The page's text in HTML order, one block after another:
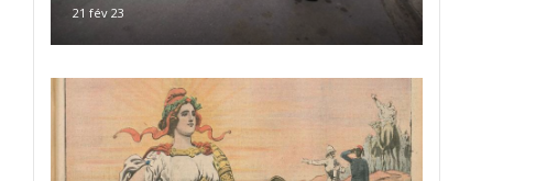
21 fév 23